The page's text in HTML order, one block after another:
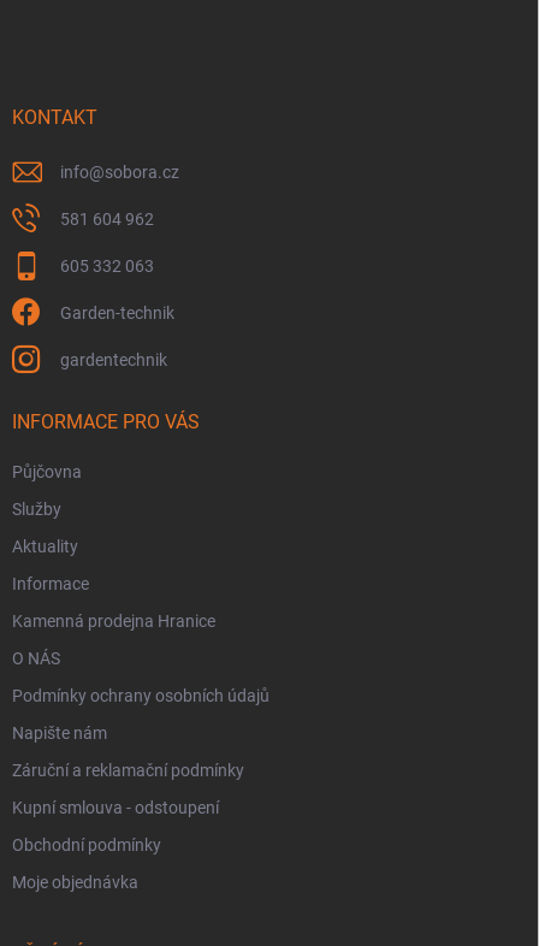
KONTAKT
info@sobora.cz
581 604 962
605 332 063
Garden-technik
gardentechnik
INFORMACE PRO VÁS
Půjčovna
Služby
Aktuality
Informace
Kamenná prodejna Hranice
O NÁS
Podmínky ochrany osobních údajů
Napište nám
Záruční a reklamační podmínky
Kupní smlouva - odstoupení
Obchodní podmínky
Moje objednávka